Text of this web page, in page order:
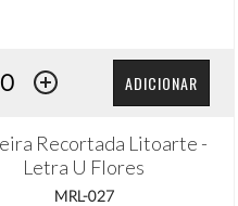
ADICIONAR
Recortada Litoarte -
Letra U Flores
MRL-027